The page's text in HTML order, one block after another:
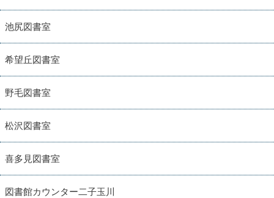
池尻図書室
希望丘図書室
野毛図書室
松沢図書室
喜多見図書室
図書館カウンター二子玉川